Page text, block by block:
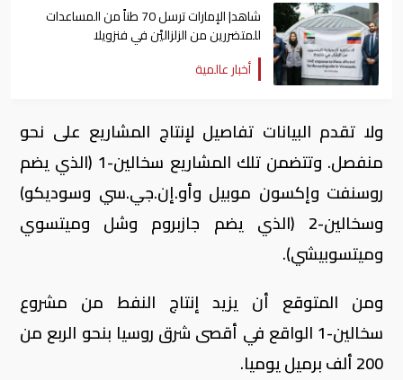
شاهد| الإمارات ترسل 70 طناً من المساعدات
للمتضررين من الزلزاليْن في فنزويلا
أخبار عالمية
ولا تقدم البيانات تفاصيل لإنتاج المشاريع على نحو
منفصل. وتتضمن تلك المشاريع سخالين-1 (الذي يضم
روسنفت وإكسون موبيل وأو.إن.جي.سي وسوديكو)
وسخالين-2 (الذي يضم جازبروم وشل وميتسوي
وميتسوبيشي).
ومن المتوقع أن يزيد إنتاج النفط من مشروع
سخالين-1 الواقع في أقصى شرق روسيا بنحو الربع من
200 ألف برميل يوميا.